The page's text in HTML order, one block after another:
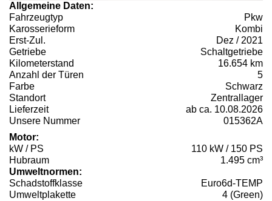
Allgemeine Daten:
Fahrzeugtyp
Pkw
Karosserieform
Kombi
Erst-Zul.
Dez / 2021
Getriebe
Schaltgetriebe
Kilometerstand
16.654 km
Anzahl der Türen
5
Farbe
Schwarz
Standort
Zentrallager
Lieferzeit
ab ca. 10.08.2026
Unsere Nummer
015362A
Motor:
kW / PS
110 kW / 150 PS
Hubraum
1.495 cm³
Umweltnormen:
Schadstoffklasse
Euro6d-TEMP
Umweltplakette
4 (Green)